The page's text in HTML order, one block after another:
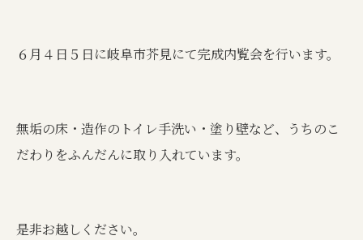
６月４日５日に岐阜市芥見にて完成内覧会を行います。
無垢の床・造作のトイレ手洗い・塗り壁など、うちのこ
だわりをふんだんに取り入れています。
是非お越しください。